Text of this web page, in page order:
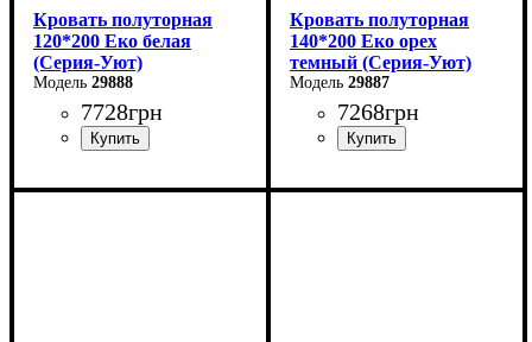
Кровать полуторная
120*200 Еко белая
(Серия-Уют)
29888
7728грн
Ширина: 124 см
Кровать полуторная
140*200 Еко орех
темный (Серия-Уют)
29887
7268грн
Ширина: 144 см